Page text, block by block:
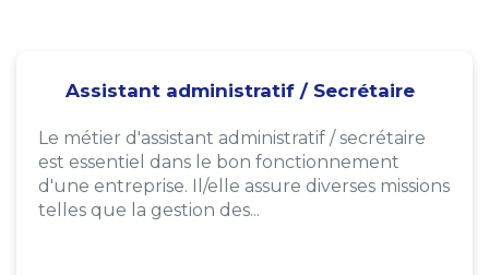
Assistant administratif / Secrétaire
Le métier d'assistant administratif / secrétaire
est essentiel dans le bon fonctionnement
d'une entreprise. Il/elle assure diverses missions
telles que la gestion des...